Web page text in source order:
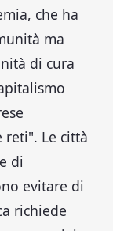
che ha
ma
di cura
reti". Le città
di
evitare di
richiede